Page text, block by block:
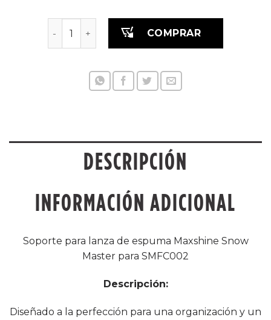
Soporte para cañón de espuma Maxshine
COMPRAR
DESCRIPCIÓN
INFORMACIÓN ADICIONAL
Soporte para lanza de espuma Maxshine Snow
Master para SMFC002
Descripción:
Diseñado a la perfección para una organización y un